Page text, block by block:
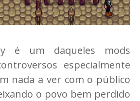
é um daqueles mods
especialmente
nada a ver com o público
o povo bem perdido